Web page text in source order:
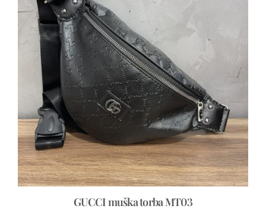
GUCCI muška torba MT03